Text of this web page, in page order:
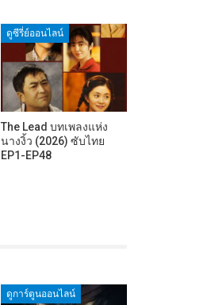
ดูซีรี่ย์ออนไลน์
The Lead บทเพลงแห่ง
นางงิ้ว (2026) ซับไทย
EP1-EP48
ดูการ์ตูนออนไลน์